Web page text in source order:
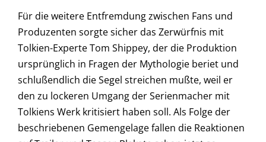
Für die weitere Entfremdung zwischen Fans und
Produzenten sorgte sicher das Zerwürfnis mit
Tolkien-Experte Tom Shippey, der die Produktion
ursprünglich in Fragen der Mythologie beriet und
schlußendlich die Segel streichen mußte, weil er
den zu lockeren Umgang der Serienmacher mit
Tolkiens Werk kritisiert haben soll. Als Folge der
beschriebenen Gemengelage fallen die Reaktionen